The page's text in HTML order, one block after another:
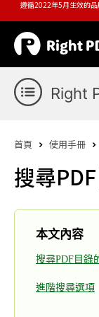
遵循2022年5月生效的
Right
首頁 使用手冊
搜尋
本文內容
搜尋PDF目錄
進階搜尋選項